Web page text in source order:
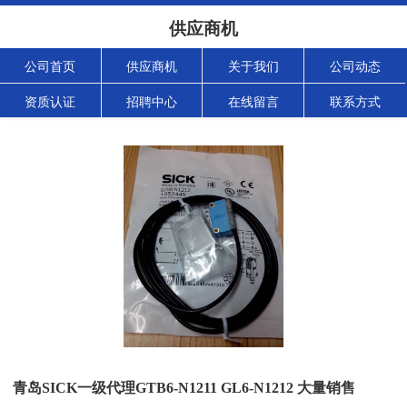
供应商机
公司首页 供应商机 关于我们 公司动态
资质认证 招聘中心 在线留言 联系方式
青岛SICK一级代理GTB6-N1211 GL6-N1212 大量销售